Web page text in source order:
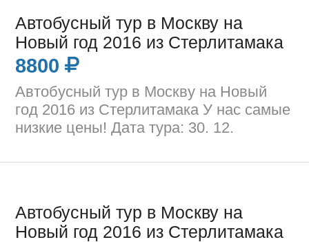
Автобусный тур в Москву на
Новый год 2016 из Стерлитамака
8800
Автобусный тур в Москву на Новый
год 2016 из Стерлитамака У нас самые
низкие цены! Дата тура: 30. 12.
Автобусный тур в Москву на
Новый год 2016 из Стерлитамака